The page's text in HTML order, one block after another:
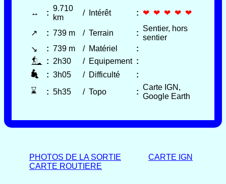
↔ :
9.710
km
/ Intérêt : ❤ ❤ ❤ ❤ ❤
↗ : 739 m / Terrain :
Sentier, hors
sentier
↘
: 739 m / Matériel
:
: 2h30 / Equipement :
: 3h05 / Difficulté
:
⌛
: 5h35 / Topo :
Carte IGN,
Google Earth
PHOTOS DE LA SORTIE
CARTE IGN
CARTE ROUTIERE